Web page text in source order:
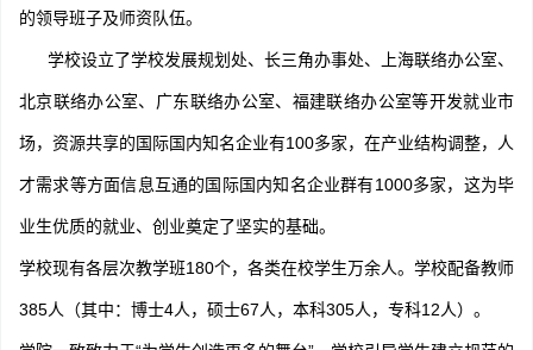
的领导班子及师资队伍。
学校设立了学校发展规划处、长三角办事处、上海联络办公室、
北京联络办公室、广东联络办公室、福建联络办公室等开发就业市
场，资源共享的国际国内知名企业有100多家，在产业结构调整，人
才需求等方面信息互通的国际国内知名企业群有1000多家，这为毕
业生优质的就业、创业奠定了坚实的基础。
学校现有各层次教学班180个，各类在校学生万余人。学校配备教师
385人（其中：博士4人，硕士67人，本科305人，专科12人）。